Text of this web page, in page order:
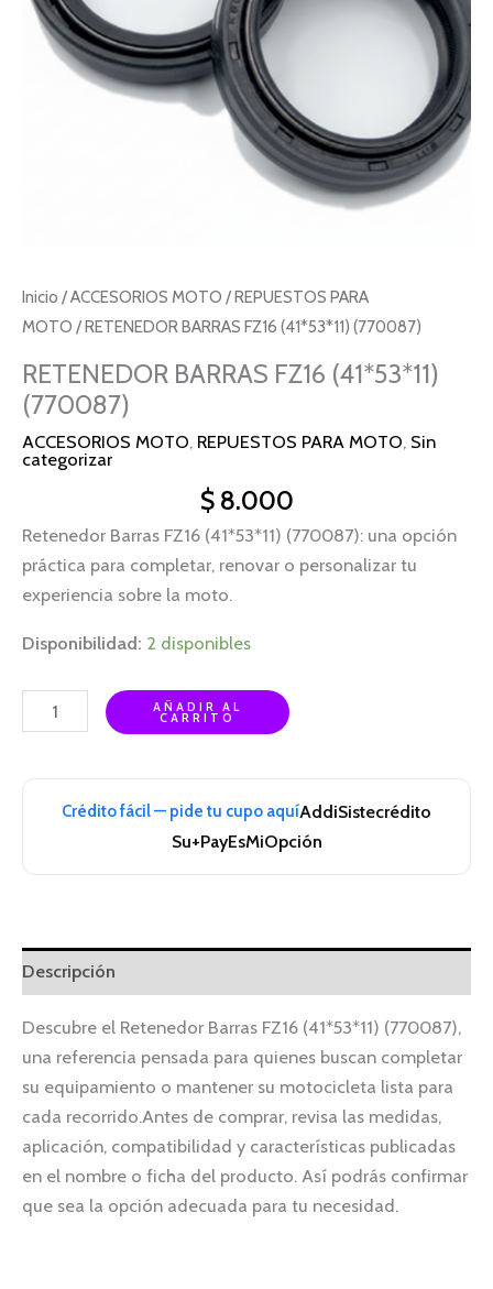
Inicio /ACCESORIOS MOTO /REPUESTOS PARA
MOTO / RETENEDOR BARRAS FZ16 (41*53*11) (770087)
RETENEDOR BARRAS FZ16 (41*53*11)
(770087)
ACCESORIOS MOTO, REPUESTOS PARA MOTO, Sin
categorizar
$8.000
Retenedor Barras FZ16 (41*53*11) (770087): una opción
práctica para completar, renovar o personalizar tu
experiencia sobre la moto.
Disponibilidad: 2 disponibles
AÑADIR AL
CARRITO
Crédito fácil — pide tu cupo aquíAddiSistecrédito
Su+PayEsMiOpción
Descripción
Descubre el Retenedor Barras FZ16 (41*53*11) (770087),
una referencia pensada para quienes buscan completar
su equipamiento o mantener su motocicleta lista para
cada recorrido.Antes de comprar, revisa las medidas,
aplicación, compatibilidad y características publicadas
en el nombre o ficha del producto. Así podrás confirmar
que sea la opción adecuada para tu necesidad.